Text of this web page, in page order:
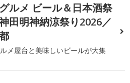
ルメ ビール＆日本酒祭
田明神納涼祭り2026／
メ屋台と美味しいビールが大集